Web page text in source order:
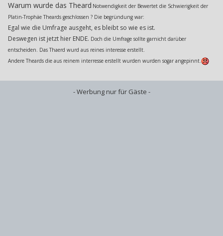
Warum wurde das Theard Notwendigkeit der Bewertet die Schwierigkeit der
Platin-Trophäe Theards geschlossen ? Die begründung war:
Egal wie die Umfrage ausgeht, es bleibt so wie es ist.
Deswegen ist jetzt hier ENDE. Doch die Umfrage sollte garnicht darüber
entscheiden. Das Thaerd wurd aus reines interesse erstellt.
Andere Theards die aus reinem interresse erstellt wurden wurden sogar angepinnt.
- Werbung nur für Gäste -